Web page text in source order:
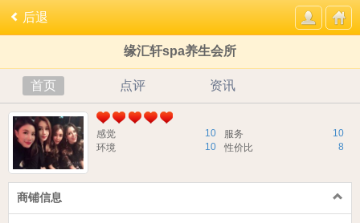
后退
缘汇轩spa养生会所
首页 点评 资讯
10
感觉 10
服务
10
环境 8
性价比
商铺信息